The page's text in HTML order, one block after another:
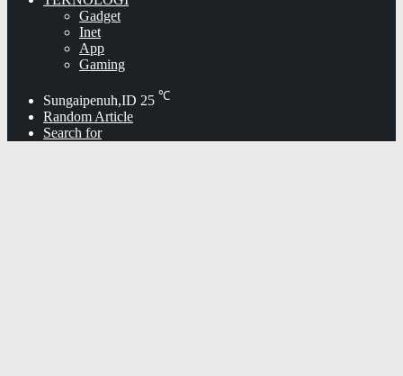
Gadget
Inet
App
Gaming
Sungaipenuh,ID 25 ℃
Random Article
Search for